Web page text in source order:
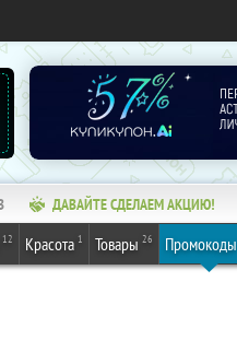
ДАВАЙТЕ СДЕЛАЕМ АКЦИЮ!
12 Красота 1 Товары 26 Промокоды